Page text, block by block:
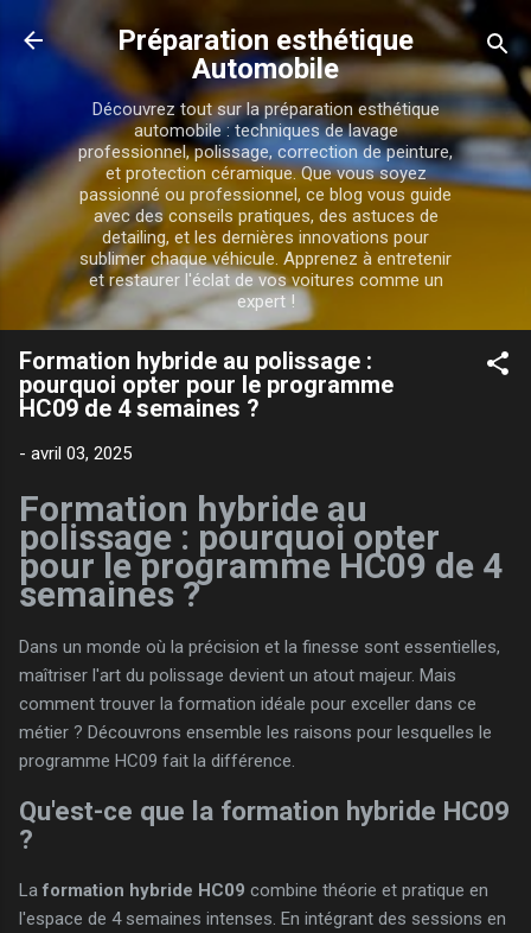
Accéder au contenu principal
Préparation esthétique
Automobile
Découvrez tout sur la préparation esthétique
automobile : techniques de lavage
professionnel, polissage, correction de peinture,
et protection céramique. Que vous soyez
passionné ou professionnel, ce blog vous guide
avec des conseils pratiques, des astuces de
detailing, et les dernières innovations pour
sublimer chaque véhicule. Apprenez à entretenir
et restaurer l'éclat de vos voitures comme un
expert !
Formation hybride au polissage :
pourquoi opter pour le programme
HC09 de 4 semaines ?
- avril 03, 2025
Formation hybride au
polissage : pourquoi opter
pour le programme HC09 de 4
semaines ?
Dans un monde où la précision et la finesse sont essentielles,
maîtriser l'art du polissage devient un atout majeur. Mais
comment trouver la formation idéale pour exceller dans ce
métier ? Découvrons ensemble les raisons pour lesquelles le
programme HC09 fait la différence.
Qu'est-ce que la formation hybride HC09
?
Laformation hybride HC09 combine théorie et pratique en
l'espace de 4 semaines intenses. En intégrant des sessions en